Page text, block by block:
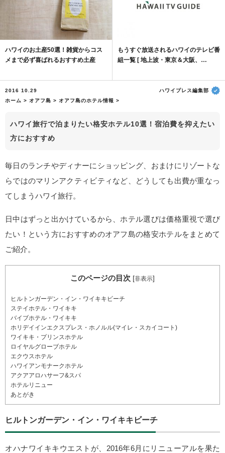
ハワイのお土産50選！雑貨からコス
メまで必ず喜ばれるおすすめ土産
もうすぐ放送されるハワイのテレビ番
組一覧 [ 地上波・東京＆大阪、…
2016 10.29
ハワイプレス編集部
ホーム > オアフ島 > オアフ島のホテル情報 >
ハワイ旅行で泊まりたい格安ホテル10選！宿泊費を抑えたい
方におすすめ
毎日のランチやディナーにショッピング、おまけにリゾートな
らではのマリンアクティビティなど、どうしても出費が重なっ
てしまうハワイ旅行。
日中はずっと出かけているから、ホテル選びは価格重視で選び
たい！という方におすすめのオアフ島の格安ホテルをまとめて
ご紹介。
このページの目次 [非表示]
ヒルトンガーデン・イン・ワイキキビーチ
ステイホテル・ワイキキ
バイブホテル・ワイキキ
ホリデイインエクスプレス・ホノルル(マイレ・スカイコート)
ワイキキ・プリンスホテル
ロイヤルグローブホテル
エクウスホテル
ハワイアンモナークホテル
アクアアロハサーフ&スパ
ホテルリニュー
あとがき
ヒルトンガーデン・イン・ワイキキビーチ
オハナワイキキウエストが、2016年6月にリニューアルを果た